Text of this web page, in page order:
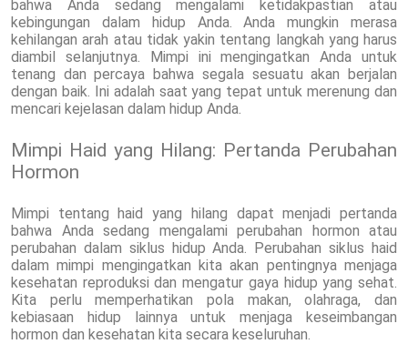
bahwa Anda sedang mengalami ketidakpastian atau
kebingungan dalam hidup Anda. Anda mungkin merasa
kehilangan arah atau tidak yakin tentang langkah yang harus
diambil selanjutnya. Mimpi ini mengingatkan Anda untuk
tenang dan percaya bahwa segala sesuatu akan berjalan
dengan baik. Ini adalah saat yang tepat untuk merenung dan
mencari kejelasan dalam hidup Anda.
Mimpi Haid yang Hilang: Pertanda Perubahan
Hormon
Mimpi tentang haid yang hilang dapat menjadi pertanda
bahwa Anda sedang mengalami perubahan hormon atau
perubahan dalam siklus hidup Anda. Perubahan siklus haid
dalam mimpi mengingatkan kita akan pentingnya menjaga
kesehatan reproduksi dan mengatur gaya hidup yang sehat.
Kita perlu memperhatikan pola makan, olahraga, dan
kebiasaan hidup lainnya untuk menjaga keseimbangan
hormon dan kesehatan kita secara keseluruhan.